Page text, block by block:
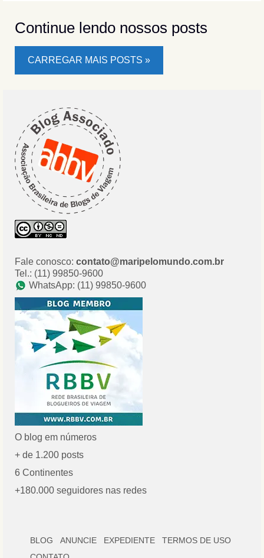
Continue lendo nossos posts
CARREGAR MAIS POSTS »
Fale conosco: contato@maripelomundo.com.br
Tel.: (11) 99850-9600
WhatsApp: (11) 99850-9600
O blog em números
+ de 1.200 posts
6 Continentes
+180.000 seguidores nas redes
BLOG ANUNCIE EXPEDIENTE
TERMOS DE USO